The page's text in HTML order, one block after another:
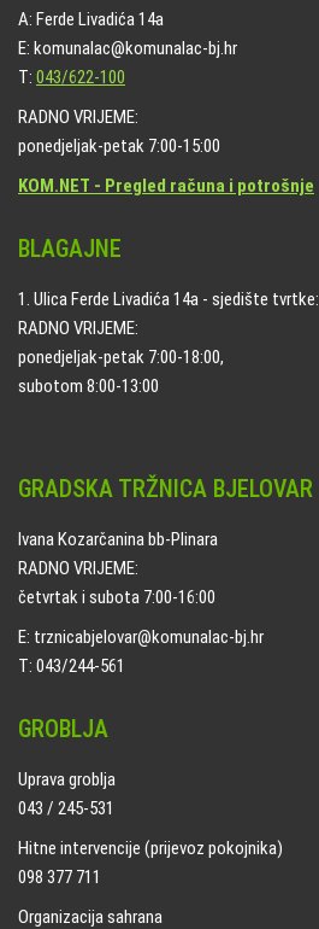
A: Ferde Livadića 14a
E: komunalac@komunalac-bj.hr
T: 043/622-100
RADNO VRIJEME:
ponedjeljak-petak 7:00-15:00
KOM.NET - Pregled računa i potrošnje
BLAGAJNE
1. Ulica Ferde Livadića 14a - sjedište tvrtke:
RADNO VRIJEME:
ponedjeljak-petak 7:00-18:00,
subotom 8:00-13:00
GRADSKA TRŽNICA BJELOVAR
Ivana Kozarčanina bb-Plinara
RADNO VRIJEME:
četvrtak i subota 7:00-16:00
E: trznicabjelovar@komunalac-bj.hr
T: 043/244-561
GROBLJA
Uprava groblja
043 / 245-531
Hitne intervencije (prijevoz pokojnika)
098 377 711
Organizacija sahrana